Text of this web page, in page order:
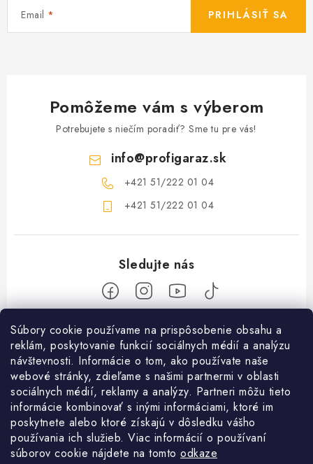
Súbory cookie používame na prispôsobenie obsahu a
reklám, poskytovanie funkcií sociálnych médií a analýzu
návštevnosti. Informácie o tom, ako používate naše
webové stránky, zdieľame s našimi partnermi v oblasti
sociálnych médií, reklamy a analýzy. Partneri môžu tieto
informácie kombinovať s inými informáciami, ktoré im
poskytnete alebo ktoré získajú v dôsledku vášho
používania ich služieb. Viac informácií o používaní
súborov cookie nájdete na tomto odkaze
Email PRIHLÁSIŤ SA
Pomôžeme vám s výberom
Potrebujete s niečím poradiť? Sme tu pre vás!
info@profigaraz.sk
+421 51/222 01 04
+421 51/222 01 04
Nakupovanie
Ako nakupovať
Obchodné podmienky
Doprava a platba
Objednávky
Použitie Darčekovej poukážky
REKLAMÁCIA / VRÁTENIE TOVARU
O nás
SHOWROOM Prešov